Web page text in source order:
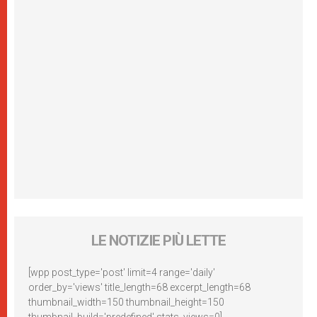
LE NOTIZIE PIÙ LETTE
[wpp post_type='post' limit=4 range='daily'
order_by='views' title_length=68 excerpt_length=68
thumbnail_width=150 thumbnail_height=150